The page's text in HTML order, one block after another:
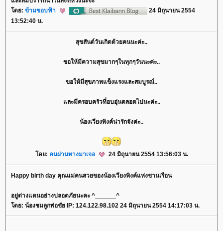
ดย: ข้ามขอบฟ้า
24 มิถุนายน 2554
13:52:40 น.
สุขสันต์วันเกิดด้วยคนนะค่ะ..
ขอให้มีความสุขมากๆในทุกๆวันนะค่ะ..
ขอให้มีสุขภาพแข็งแรงและสมบูรณ์..
ละมีครอบครัวที่อบอุ่นตลอดไปนะค่ะ..
น้องเวียงพิงค์น่ารักจังค่ะ..
ดย: คนผ่านทางมาเจอ 24 มิถุนายน 2554 13:56:03 น.
Happy birth day คุณแม่คนสวยของน้องเวียงพิงค์แห่งชานเรือน
อยู่ต่างแดนอย่างปลอดภัยนะคะ ^______^
ดย: น้องชมลูกพ่อชัย IP: 124.122.98.102 24 มิถุนายน 2554 14:17:03 น.